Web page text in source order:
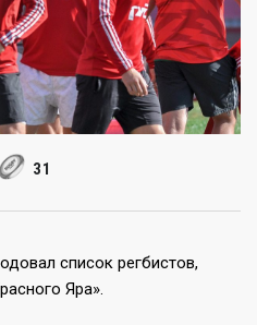
31
список регбистов,
Яра».